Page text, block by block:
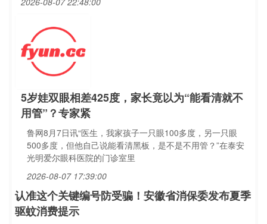
5岁娃双眼相差425度，家长竟以为“能看清就不
用管”？专家紧
鲁网8月7日讯“医生，我家孩子一只眼100多度，另一只眼
500多度，但他自己说能看清黑板，是不是不用管？”在泰安
光明爱尔眼科医院的门诊室里
2026-08-07 17:39:00
认准这个关键编号防受骗！安徽省消保委发布夏季
驱蚊消费提示